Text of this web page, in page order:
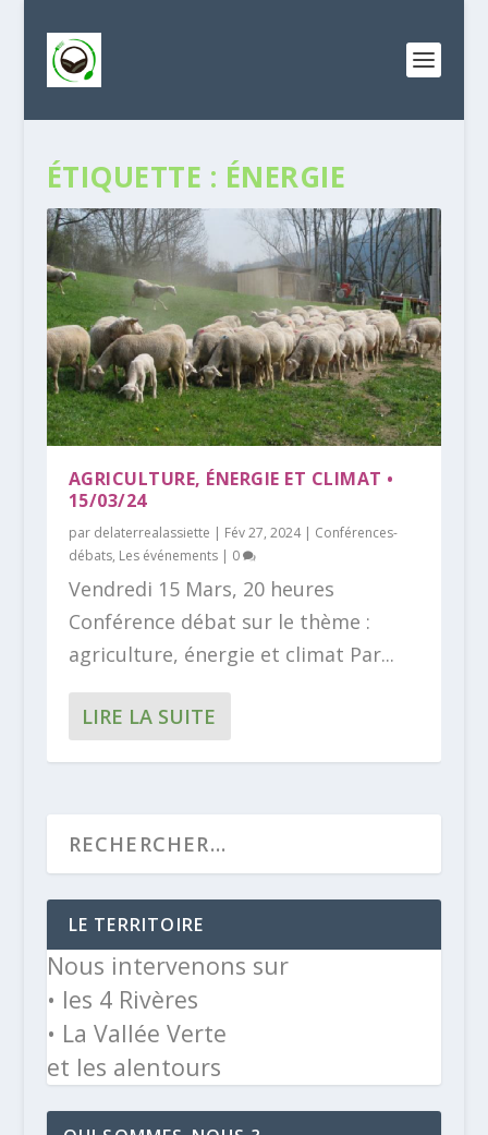
ÉTIQUETTE : ÉNERGIE
AGRICULTURE, ÉNERGIE ET CLIMAT •
15/03/24
par delaterrealassiette | Fév 27, 2024| Conférences-
débats, Les événements| 0
Vendredi 15 Mars, 20 heures
Conférence débat sur le thème :
agriculture, énergie et climat Par...
LIRE LA SUITE
LE TERRITOIRE
Nous intervenons sur
• les 4 Rivères
• La Vallée Verte
et les alentours